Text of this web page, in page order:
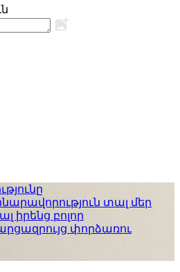
տալ մեր
իրենց բոլոր
փորձառու